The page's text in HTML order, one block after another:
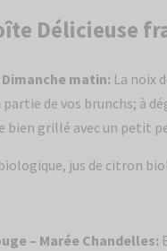
Délicieuse
matin: La noix
de vos brunchs; à
grillé avec un petit
jus de citron
– Marée Chandelles: